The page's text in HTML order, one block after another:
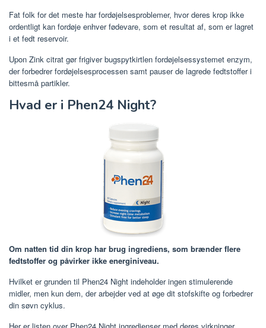
Fat folk for det meste har fordøjelsesproblemer, hvor deres krop ikke
ordentligt kan fordøje enhver fødevare, som et resultat af, som er lagret
i et fedt reservoir.
Upon Zink citrat gør frigiver bugspytkirtlen fordøjelsessystemet enzym,
der forbedrer fordøjelsesprocessen samt pauser de lagrede fedtstoffer i
bittesmå partikler.
Hvad er i Phen24 Night?
Om natten tid din krop har brug ingrediens, som brænder flere
fedtstoffer og påvirker ikke energiniveau.
Hvilket er grunden til Phen24 Night indeholder ingen stimulerende
midler, men kun dem, der arbejder ved at øge dit stofskifte og forbedrer
din søvn cyklus.